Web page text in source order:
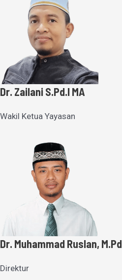
Dr. Zailani S.Pd.I MA
Wakil Ketua Yayasan
Dr. Muhammad Ruslan, M.Pd
Direktur